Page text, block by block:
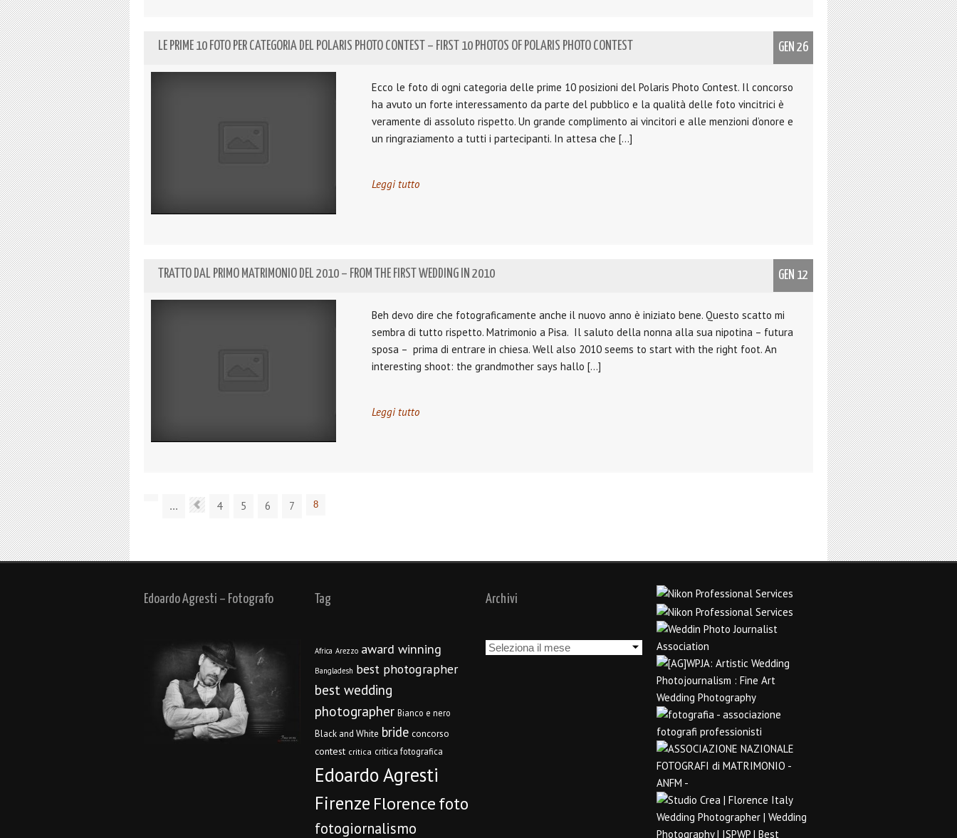
LE PRIME 10 FOTO PER CATEGORIA DEL POLARIS PHOTO CONTEST – FIRST 10 PHOTOS OF POLARIS PHOTO CONTEST GEN 26
Ecco le foto di ogni categoria delle prime 10 posizioni del Polaris Photo Contest. Il concorso
ha avuto un forte interessamento da parte del pubblico e la qualità delle foto vincitrici è
veramente di assoluto rispetto. Un grande complimento ai vincitori e alle menzioni d’onore e
un ringraziamento a tutti i partecipanti. In attesa che […]
Leggi tutto
TRATTO DAL PRIMO MATRIMONIO DEL 2010 – FROM THE FIRST WEDDING IN 2010 GEN 12
Beh devo dire che fotograficamente anche il nuovo anno è iniziato bene. Questo scatto mi
sembra di tutto rispetto. Matrimonio a Pisa. Il saluto della nonna alla sua nipotina – futura
sposa – prima di entrare in chiesa. Well also 2010 seems to start with the right foot. An
interesting shoot: the grandmother says hallo […]
Leggi tutto
... 4 5 6 7 8
Edoardo Agresti – Fotografo Tag
Africa Arezzo award winning
Bangladesh best photographer
best wedding
photographer Bianco e nero
Black and White bride concorso
contest critica critica fotografica
Edoardo Agresti
Firenze Florencefoto
fotogiornalismo
Archivi
Archivi